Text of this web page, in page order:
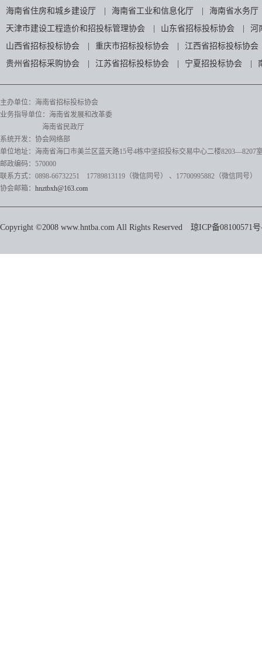
海南省住房和城乡建设厅
海南省工业和信息化厅
海南省水务厅
天津市建设工程造价和招投标管理协会
山东省招标投标协会
河
山西省招标投标协会
重庆市招标投标协会
江西省招标投标协会
贵州省招标采购协会
江苏省招标投标协会 宁夏招投标协会
主办单位：海南省招标投标协会
业务指导单位：海南省发展和改革委
海南省民政厅
系统开发：协会网络部
单位地址：海南省海口市美兰区蓝天路15号4栋中坚招投标交易中心二楼8203—8207
邮政编码：570000
联系方式：0898-66732251 17789813119（微信同号）
、17700995882 （微信同号）
协会邮箱： hnztbxh@163.com
Copyright ©2008 www.hntba.com All Rights Reserved 琼ICP备08100571